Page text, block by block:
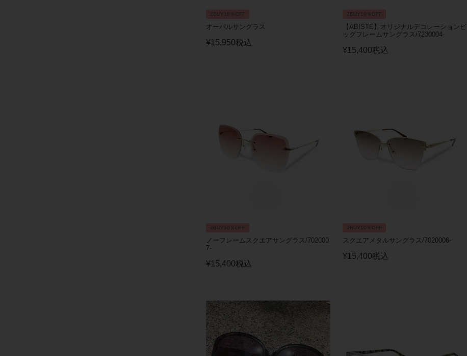
2BUY10％OFF
オーバルサングラス
¥15,950税込
2BUY10％OFF
【ABISTE】オリジナルデコレーションビ
ッグフレームサングラス/7230004-
¥15,400税込
2BUY10％OFF
ノーフレームスクエアサングラス/702000
7-
¥15,400税込
2BUY10％OFF
スクエアメタルサングラス/7020006-
¥15,400税込